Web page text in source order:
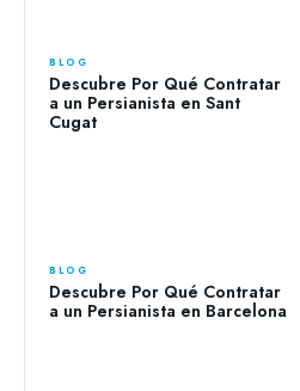
BLOG
Descubre Por Qué Contratar
a un Persianista en Sant
Cugat
BLOG
Descubre Por Qué Contratar
a un Persianista en Barcelona